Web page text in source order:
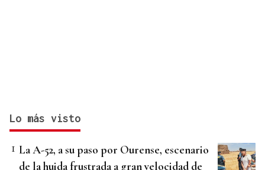
Lo más visto
La A-52, a su paso por Ourense, escenario
de la huida frustrada a gran velocidad de